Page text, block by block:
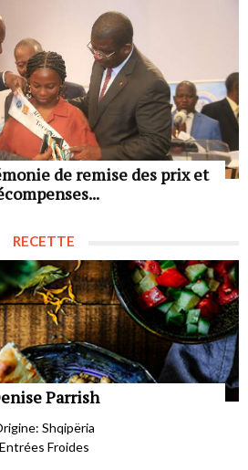
de remise des prix et
RECETTE
Parrish
Shqipëria
Entrées Froides